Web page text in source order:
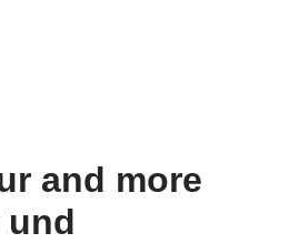
and more
und